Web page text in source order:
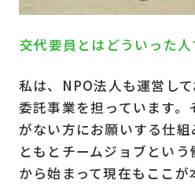
――交代要員とはどういった人
私は、NPO法人も運営し
委託事業を担っています
がない方にお願いする仕組
ともとチームジョブとい
から始まって現在もここが